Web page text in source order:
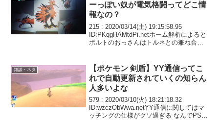
ーっぽい奴が電気格闘ってどこ情
報なの？
215 : 2020/03/14(土) 19:15:58.95
ID:PKqgHAMtdPi.netホーム解析によると
ボルトのおっさんはトルネとの兼ね合い
前ほどボルト強...
雑談・ネタ
【ポケモン 剣盾】YY通信ってこ
れで自動更新されていくの知らん
人多いよな
579 : 2020/03/10(火) 18:21:18.32
ID:wzczObWwa.netYY通信に関してはマ
ッチングの仕様がクソ過ぎる なんでPSS